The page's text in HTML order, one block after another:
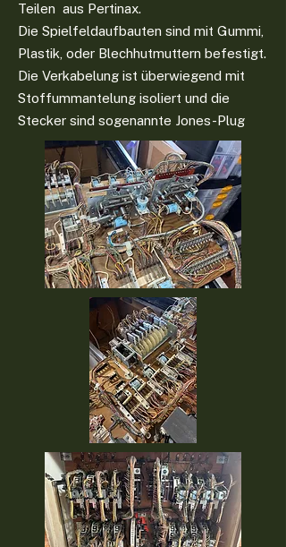
Teilen aus Pertinax.
Die Spielfeldaufbauten sind mit Gummi,
Plastik, oder Blechhutmuttern befestigt.
Die Verkabelung ist überwiegend mit
Stoffummantelung isoliert und die
Stecker sind sogenannte Jones-Plug